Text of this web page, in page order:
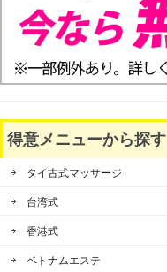
得意メニューから探す
タイ古式マッサージ
台湾式
香港式
ベトナムエステ